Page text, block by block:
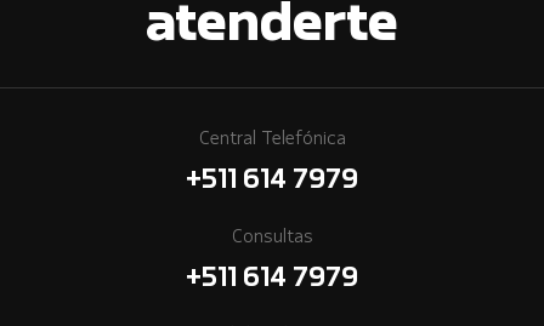
atenderte
Central Telefónica
+511 614 7979
Consultas
+511 614 7979